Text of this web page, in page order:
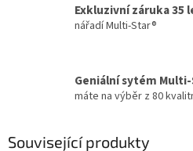
Exkluzivní záruka 35
nářadí Multi-Star®
Geniální sytém
máte na výběr z 80
Související produkty